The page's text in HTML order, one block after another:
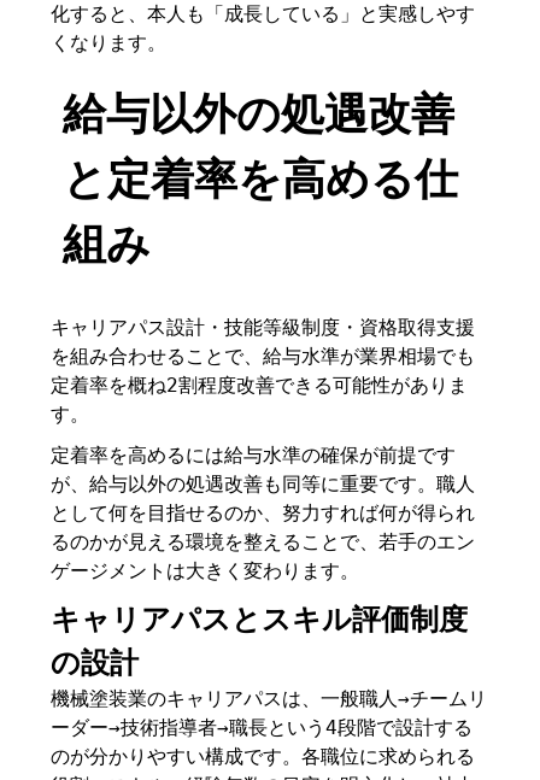
化すると、本人も「成長している」と実感しやす
くなります。
給与以外の処遇改善
と定着率を高める仕
組み
キャリアパス設計・技能等級制度・資格取得支援
を組み合わせることで、給与水準が業界相場でも
定着率を概ね2割程度改善できる可能性がありま
す。
定着率を高めるには給与水準の確保が前提です
が、給与以外の処遇改善も同等に重要です。職人
として何を目指せるのか、努力すれば何が得られ
るのかが見える環境を整えることで、若手のエン
ゲージメントは大きく変わります。
キャリアパスとスキル評価制度
の設計
機械塗装業のキャリアパスは、一般職人→チームリ
ーダー→技術指導者→職長という4段階で設計する
のが分かりやすい構成です。各職位に求められる